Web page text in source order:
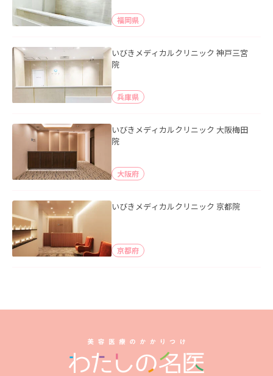
福岡県
いびきメディカルクリニック 神戸三宮
院
兵庫県
いびきメディカルクリニック 大阪梅田
院
大阪府
いびきメディカルクリニック 京都院
京都府